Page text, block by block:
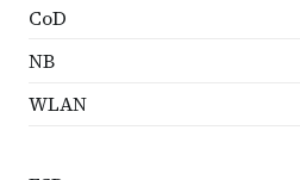
CoD
NB
WLAN